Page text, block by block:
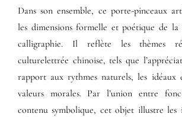
Dans son ensemble, ce porte-pinceaux
les dimensions formelle et poétique de
calligraphie. Il reflète les thèmes
culturelettrée chinoise, tels que
rapport aux rythmes naturels, les idéaux
valeurs morales. Par l’union entre
contenu symbolique, cet objet illustre les